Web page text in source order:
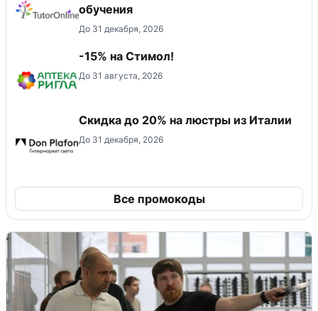
обучения
До 31 декабря, 2026
-15% на Стимол!
До 31 августа, 2026
Скидка до 20% на люстры из Италии
До 31 декабря, 2026
Все промокоды